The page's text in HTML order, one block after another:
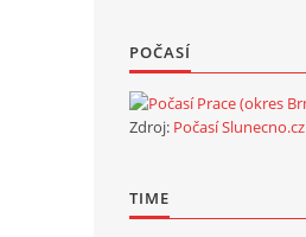
POČASÍ
Zdroj: Počasí Slunecno.cz
TIME